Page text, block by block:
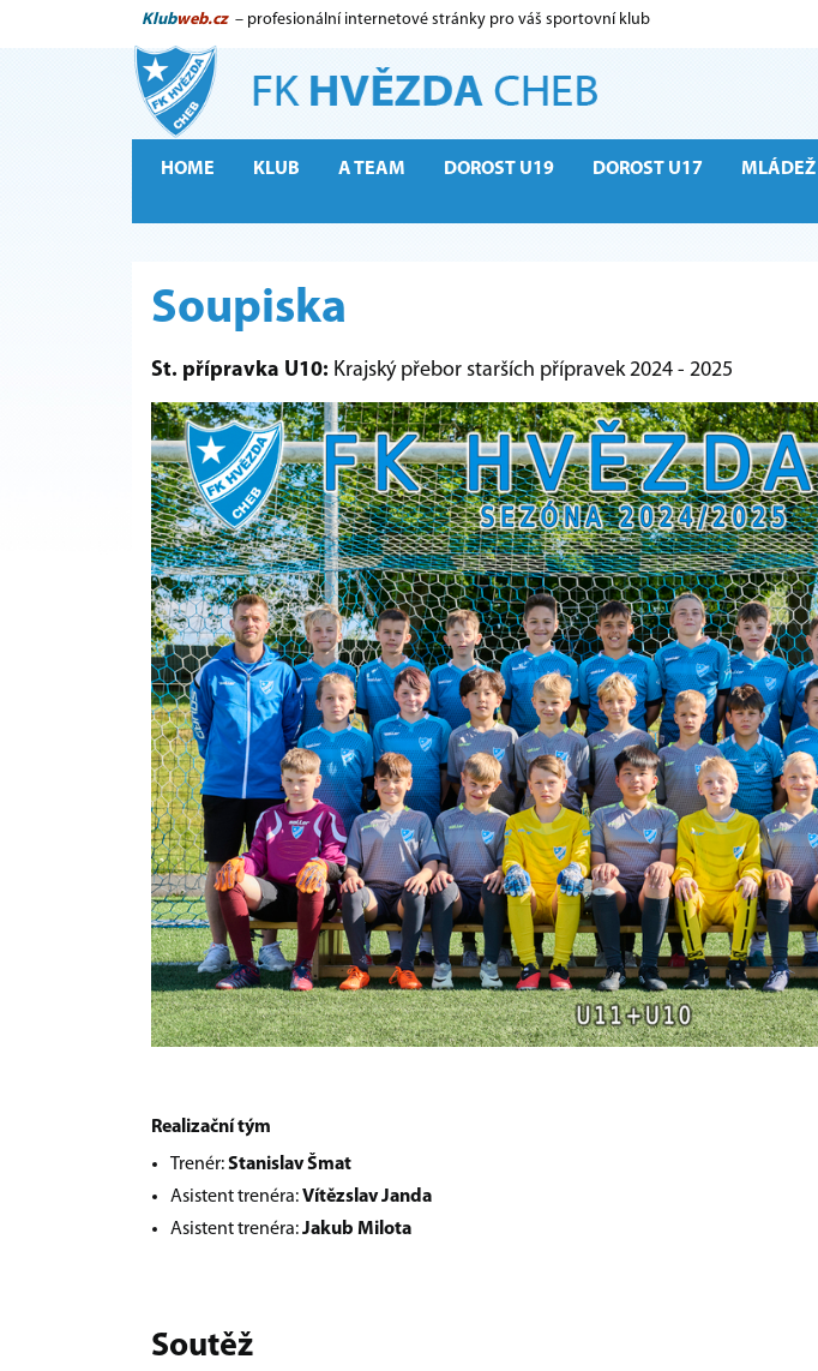
Klubweb.cz – profesionální internetové stránky pro váš sportovní klub
HOME KLUB A TEAM DOROST U19 DOROST U17 MLÁDEŽ
Soupiska
St. přípravka U10: Krajský přebor starších přípravek 2024 - 2025
Realizační tým
Trenér:Stanislav Šmat
Asistent trenéra:Vítězslav Janda
Asistent trenéra:Jakub Milota
Soutěž